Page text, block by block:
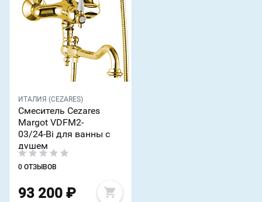
ИТАЛИЯ (CEZARES)
Смеситель Cezares
Margot VDFM2-
03/24-Bi для ванны с
душем
0 ОТЗЫВОВ
93 200 ₽